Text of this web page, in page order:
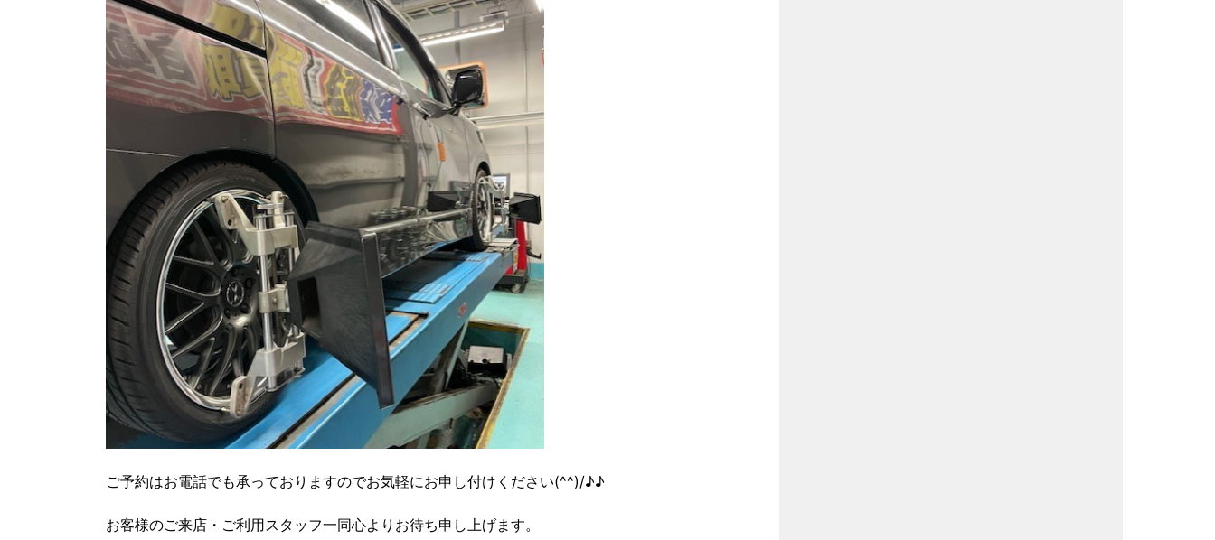
ご予約はお電話でも承っておりますのでお気軽にお申し付けください(^^)/♪♪
お客様のご来店・ご利用スタッフ一同心よりお待ち申し上げます。